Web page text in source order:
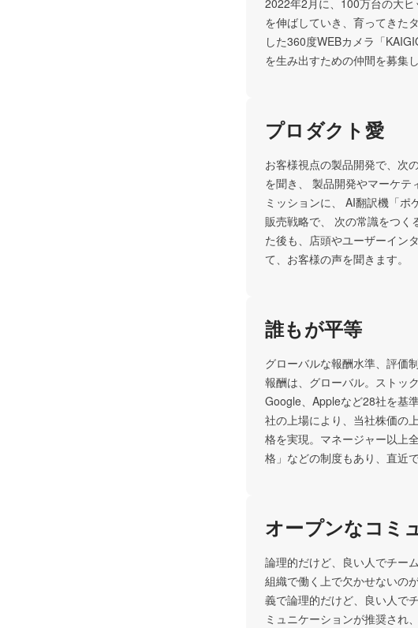
2022年2月に、100万台の大
を伸ばしていき、育ってきた
した360度WEBカメラ「
を生み出すための仲間を募集
プロダクト愛
お客様視点の製品開発で、次
を聞き、 製品開発やマーケ
ミッションに、 AI翻訳機「ポ
販売戦略で、 次の常識をつく
た後も、店頭やユーザーイン
て、お客様の声を聞きます。
誰もが平等
グローバルな報酬水準、評価
報酬は、グローバル。ストッ
Google、Appleなど28社を基
社の上場により、当社株価の
格を実現。マネージャー以上
格」などの制度もあり、直近
オープンなコミ
論理的だけど、良い人でチー
組織で働く上で欠かせないの
義で論理的だけど、良い人で
ミュニケーションが推奨され